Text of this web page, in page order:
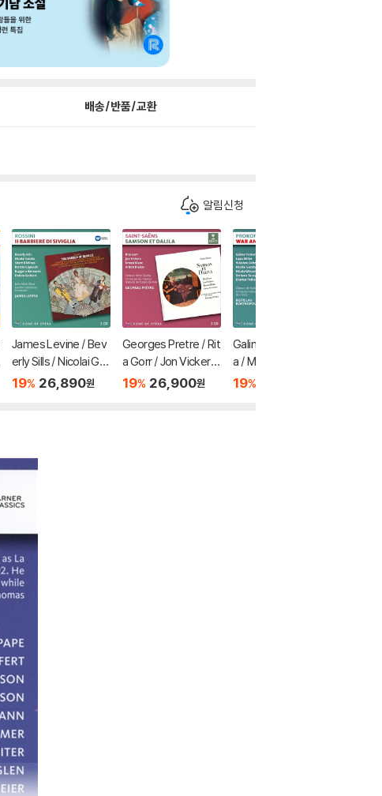
배송/반품/교환
알림신청
James Levine / Bev
erly Sills / Nicolai Ge
dda 로시니: 세빌리아
ere di Siviglia)
19% 26,890원
Georges Pretre / Rit
a Gorr / Jon Vickers
생상스: 오페라 '삼손과
19% 26,900원
Galina Vishnevskay
a / Mstislav Rostrop
ovich 프로코피에프:
19%